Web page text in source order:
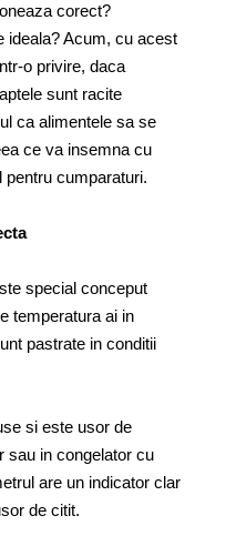
corect?
ideala? Acum, cu acest
o privire, daca
sunt racite
ca alimentele sa se
ce va insemna cu
pentru cumparaturi.
special conceput
temperatura ai in
pastrate in conditii
si este usor de
sau in congelator cu
are un indicator clar
de citit.